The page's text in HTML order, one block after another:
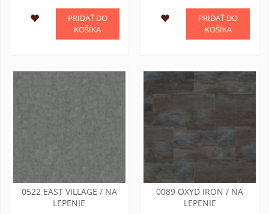
PRIDAŤ DO
KOŠÍKA
PRIDAŤ DO
KOŠÍKA
0522 EAST VILLAGE / NA
LEPENIE
0089 OXYD IRON / NA
LEPENIE